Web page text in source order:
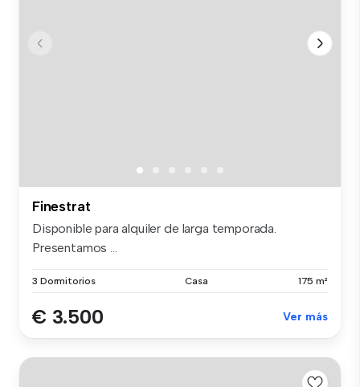
Finestrat
Disponible para alquiler de larga temporada.
Presentamos ...
3 Dormitorios Casa 175 m²
€ 3.500 Ver más